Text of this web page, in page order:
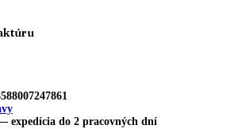
expedícia do 2 pracovných dní